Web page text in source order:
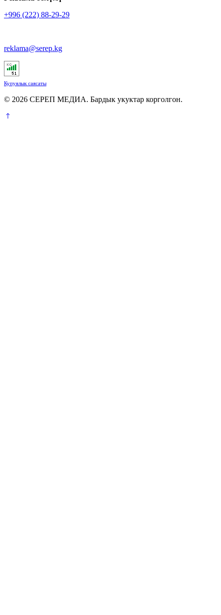
+996 (222) 88-29-29
reklama@serep.kg
Купуялык саясаты
© 2026 СЕРЕП МЕДИА. Бардык укуктар корголгон.